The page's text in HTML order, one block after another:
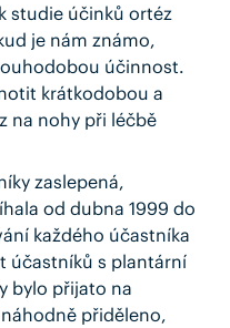
studie účinků ortéz
je nám známo,
účinnost.
krátkodobou a
na nohy při léčbě
zaslepená,
od dubna 1999 do
každého účastníka
účastníků s plantární
bylo přijato na
přiděleno,